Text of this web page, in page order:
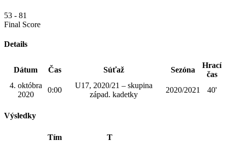
53 - 81
Final Score
Details
Dátum Čas Súťaž Sezóna
Hrací
čas
4. októbra
2020
0:00
U17, 2020/21 – skupina
západ. kadetky
2020/2021 40'
Výsledky
Tím
T